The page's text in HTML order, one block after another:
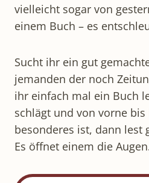
vielleicht sogar von
einem Buch – es
Sucht ihr ein gut
jemanden der noch
ihr einfach mal ein Buch
schlägt und von vorne
besonderes ist, dann lest
Es öffnet einem die